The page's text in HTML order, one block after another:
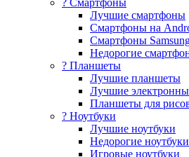
Лучшие смартфоны
Смартфоны на
Смартфоны
Недорогие
? Планшеты
Лучшие планшеты
Лучшие
Планшеты для
? Ноутбуки
Лучшие ноутбуки
Недорогие ноутбуки
Игровые ноутбуки